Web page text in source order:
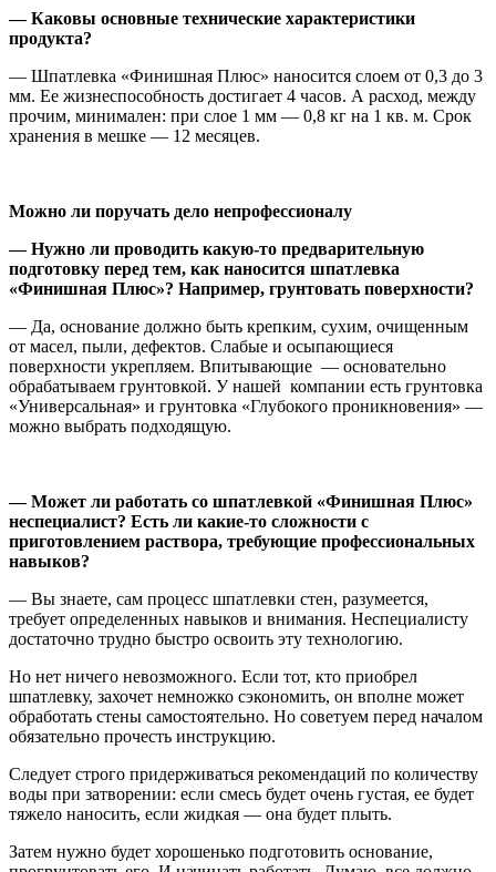
— Каковы основные технические характеристики
продукта?
— Шпатлевка «Финишная Плюс» наносится слоем от 0,3 до 3
мм. Ее жизнеспособность достигает 4 часов. А расход, между
прочим, минимален: при слое 1 мм — 0,8 кг на 1 кв. м. Срок
хранения в мешке — 12 месяцев.
Можно ли поручать дело непрофессионалу
— Нужно ли проводить какую-то предварительную
подготовку перед тем, как наносится шпатлевка
«Финишная Плюс»? Например, грунтовать поверхности?
— Да, основание должно быть крепким, сухим, очищенным
от масел, пыли, дефектов. Слабые и осыпающиеся
поверхности укрепляем. Впитывающие — основательно
обрабатываем грунтовкой. У нашей компании есть грунтовка
«Универсальная» и грунтовка «Глубокого проникновения» —
можно выбрать подходящую.
— Может ли работать со шпатлевкой «Финишная Плюс»
неспециалист? Есть ли какие-то сложности с
приготовлением раствора, требующие профессиональных
навыков?
— Вы знаете, сам процесс шпатлевки стен, разумеется,
требует определенных навыков и внимания. Неспециалисту
достаточно трудно быстро освоить эту технологию.
Но нет ничего невозможного. Если тот, кто приобрел
шпатлевку, захочет немножко сэкономить, он вполне может
обработать стены самостоятельно. Но советуем перед началом
обязательно прочесть инструкцию.
Следует строго придерживаться рекомендаций по количеству
воды при затворении: если смесь будет очень густая, ее будет
тяжело наносить, если жидкая — она будет плыть.
Затем нужно будет хорошенько подготовить основание,